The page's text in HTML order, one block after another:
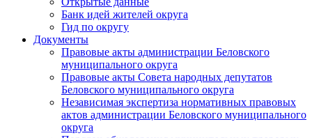
Банк идей жителей округа
Гид по округу
Документы
Правовые акты администрации Беловского
муниципального округа
Правовые акты Совета народных депутатов
Беловского муниципального округа
Независимая экспертиза нормативных правовых
актов администрации Беловского муниципального
округа